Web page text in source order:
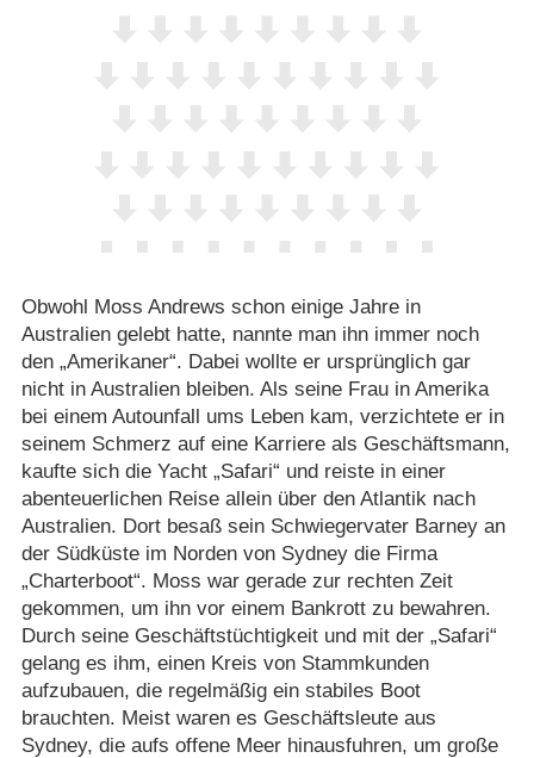
Obwohl Moss Andrews schon einige Jahre in
Australien gelebt hatte, nannte man ihn immer noch
den „Amerikaner“. Dabei wollte er ursprünglich gar
nicht in Australien bleiben. Als seine Frau in Amerika
bei einem Autounfall ums Leben kam, verzichtete er in
seinem Schmerz auf eine Karriere als Geschäftsmann,
kaufte sich die Yacht „Safari“ und reiste in einer
abenteuerlichen Reise allein über den Atlantik nach
Australien. Dort besaß sein Schwiegervater Barney an
der Südküste im Norden von Sydney die Firma
„Charterboot“. Moss war gerade zur rechten Zeit
gekommen, um ihn vor einem Bankrott zu bewahren.
Durch seine Geschäftstüchtigkeit und mit der „Safari“
gelang es ihm, einen Kreis von Stammkunden
aufzubauen, die regelmäßig ein stabiles Boot
brauchten. Meist waren es Geschäftsleute aus
Sydney, die aufs offene Meer hinausfuhren, um große